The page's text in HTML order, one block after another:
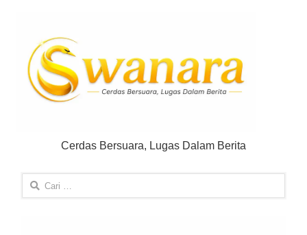
Cerdas Bersuara, Lugas Dalam Berita
Cari